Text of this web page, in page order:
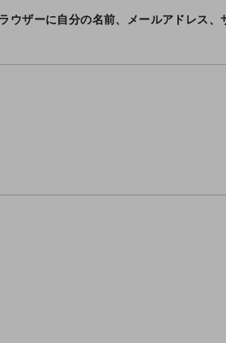
ウザーに自分の名前、メールアドレス、